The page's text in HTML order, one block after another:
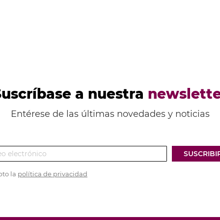
a nuestra
Entérese de las últimas novedades y noticias
la política de privacidad